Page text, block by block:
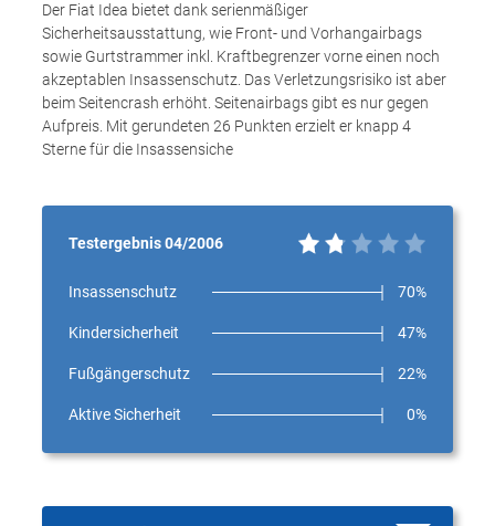
Der Fiat Idea bietet dank serienmäßiger
Sicherheitsausstattung, wie Front- und Vorhangairbags
sowie Gurtstrammer inkl. Kraftbegrenzer vorne einen noch
akzeptablen Insassenschutz. Das Verletzungsrisiko ist aber
beim Seitencrash erhöht. Seitenairbags gibt es nur gegen
Aufpreis. Mit gerundeten 26 Punkten erzielt er knapp 4
Sterne für die Insassensiche
Testergebnis 04/2006
Insassenschutz 70%
Kindersicherheit 47%
Fußgängerschutz 22%
Aktive Sicherheit 0%